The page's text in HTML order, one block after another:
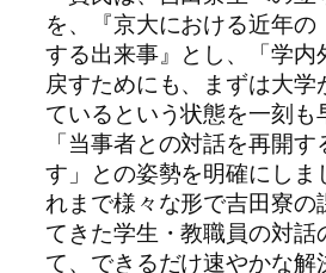
を、『京大における近年の
する出来事』とし、「学内
戻すためにも、まずは大学
ているという状態を一刻も
「当事者との対話を再開
す」との姿勢を明確にしま
れまで様々な形で吉田寮の
てきた学生・教職員の対話
て、できるだけ速やかな解